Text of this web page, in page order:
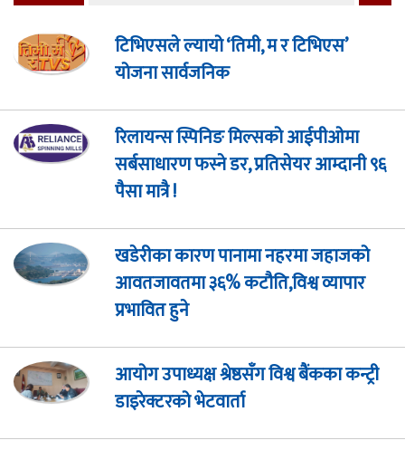
टिभिएसले ल्यायो ‘तिमी, म र टिभिएस’
योजना सार्वजनिक
रिलायन्स स्पिनिङ मिल्सको आईपीओमा
सर्बसाधारण फस्ने डर, प्रतिसेयर आम्दानी ९६
पैसा मात्रै !
खडेरीका कारण पानामा नहरमा जहाजको
आवतजावतमा ३६% कटौति,विश्व व्यापार
प्रभावित हुने
आयोग उपाध्यक्ष श्रेष्ठसँग विश्व बैंकका कन्ट्री
डाइरेक्टरको भेटवार्ता